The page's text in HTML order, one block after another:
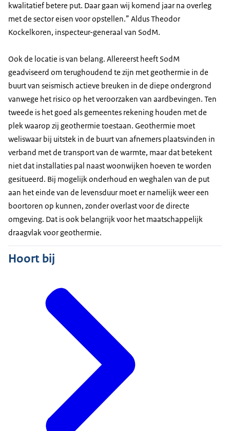
kwalitatief betere put. Daar gaan wij komend jaar na overleg
met de sector eisen voor opstellen.” Aldus Theodor
Kockelkoren, inspecteur-generaal van SodM.
Ook de locatie is van belang. Allereerst heeft SodM
geadviseerd om terughoudend te zijn met geothermie in de
buurt van seismisch actieve breuken in de diepe ondergrond
vanwege het risico op het veroorzaken van aardbevingen. Ten
tweede is het goed als gemeentes rekening houden met de
plek waarop zij geothermie toestaan. Geothermie moet
weliswaar bij uitstek in de buurt van afnemers plaatsvinden in
verband met de transport van de warmte, maar dat betekent
niet dat installaties pal naast woonwijken hoeven te worden
gesitueerd. Bij mogelijk onderhoud en weghalen van de put
aan het einde van de levensduur moet er namelijk weer een
boortoren op kunnen, zonder overlast voor de directe
omgeving. Dat is ook belangrijk voor het maatschappelijk
draagvlak voor geothermie.
Hoort bij